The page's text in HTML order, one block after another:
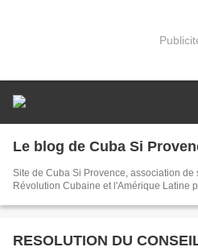
Le blog de Cuba Si
Site de Cuba Si Provence, association
Révolution Cubaine et l'Amérique Latine
RESOLUTION DU